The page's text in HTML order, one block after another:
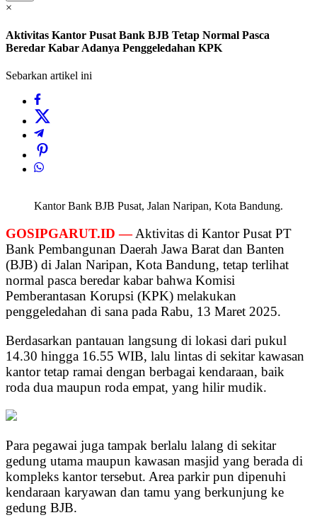
×
Aktivitas Kantor Pusat Bank BJB Tetap Normal Pasca
Beredar Kabar Adanya Penggeledahan KPK
Sebarkan artikel ini
Kantor Bank BJB Pusat, Jalan Naripan, Kota Bandung.
GOSIPGARUT.ID —Aktivitas di Kantor Pusat PT
Bank Pembangunan Daerah Jawa Barat dan Banten
(BJB) di Jalan Naripan, Kota Bandung, tetap terlihat
normal pasca beredar kabar bahwa Komisi
Pemberantasan Korupsi (KPK) melakukan
penggeledahan di sana pada Rabu, 13 Maret 2025.
Berdasarkan pantauan langsung di lokasi dari pukul
14.30 hingga 16.55 WIB, lalu lintas di sekitar kawasan
kantor tetap ramai dengan berbagai kendaraan, baik
roda dua maupun roda empat, yang hilir mudik.
Para pegawai juga tampak berlalu lalang di sekitar
gedung utama maupun kawasan masjid yang berada di
kompleks kantor tersebut. Area parkir pun dipenuhi
kendaraan karyawan dan tamu yang berkunjung ke
gedung BJB.